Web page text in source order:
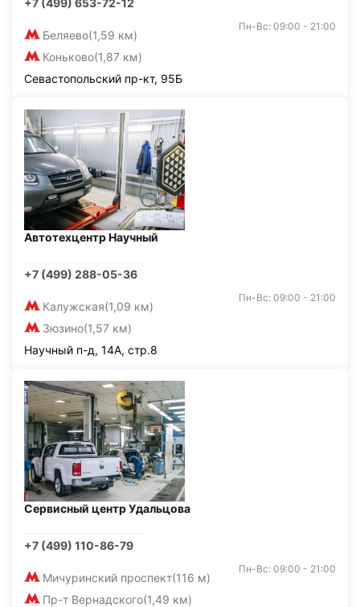
+7 (499) 653-72-12
Беляево(1,59 км)
Коньково(1,87 км)
Пн-Вс: 09:00 - 21:00
Севастопольский пр-кт, 95Б
Автотехцентр Научный
+7 (499) 288-05-36
Калужская(1,09 км)
Зюзино(1,57 км)
Пн-Вс: 09:00 - 21:00
Научный п-д, 14А, стр.8
Сервисный центр Удальцова
+7 (499) 110-86-79
Мичуринский проспект(116 м)
Пр-т Вернадского(1,49 км)
Пн-Вс: 09:00 - 21:00